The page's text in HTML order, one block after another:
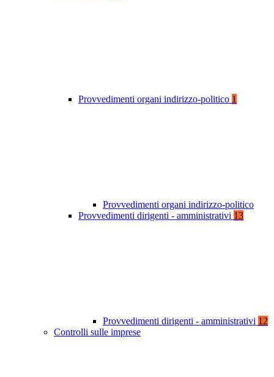
Provvedimenti organi indirizzo-politico 1
Provvedimenti organi indirizzo-politico
Provvedimenti dirigenti - amministrativi 13
Provvedimenti dirigenti - amministrativi 12
Controlli sulle imprese